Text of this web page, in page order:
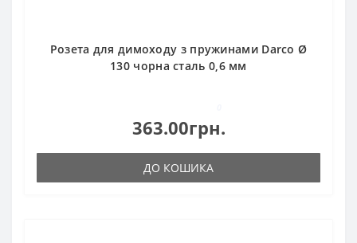
Розета для димоходу з пружинами Darco Ø
130 чорна сталь 0,6 мм
363.00грн.
ДО КОШИКА